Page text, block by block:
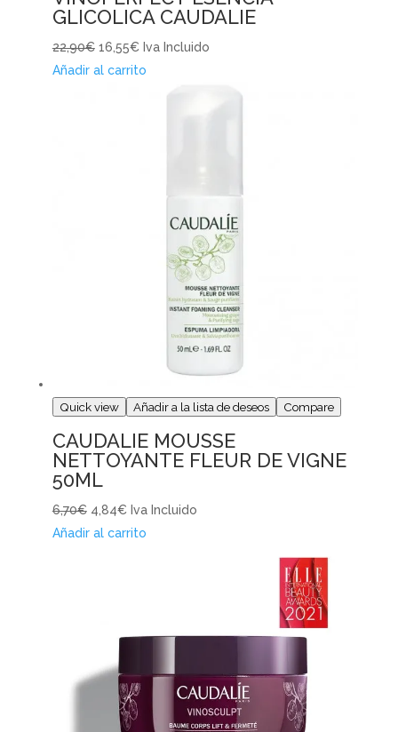
GLICOLICA CAUDALIE
22,90€ 16,55€ Iva Incluido
Añadir al carrito
Quick view Añadir a la lista de deseos Compare
CAUDALIE MOUSSE
NETTOYANTE FLEUR DE VIGNE
50ML
6,70€ 4,84€ Iva Incluido
Añadir al carrito